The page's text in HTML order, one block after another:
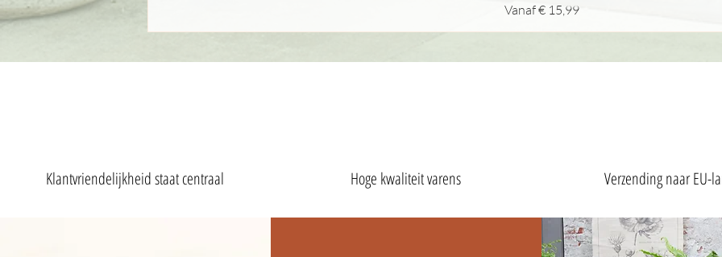
Vanaf€ 15,99
Verkoopprijs
Klantvriendelijkheid staat centraal Hoge kwaliteit varens Verzending naar EU-